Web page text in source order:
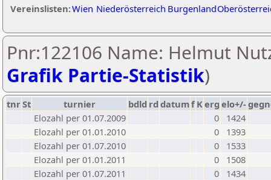
Vereinslisten:Wien Niederösterreich Burgenland
Pnr:122106 Name: Helmut
Grafik Partie-Statistik)
tnrSt turnier bdld rd datumf Kerg elo+/-
Elozahl per 01.07.2009
0
1424
Elozahl per 01.01.2010
0
1393
Elozahl per 01.07.2010
0
1533
Elozahl per 01.01.2011
0
1508
Elozahl per 01.07.2011
0
1434